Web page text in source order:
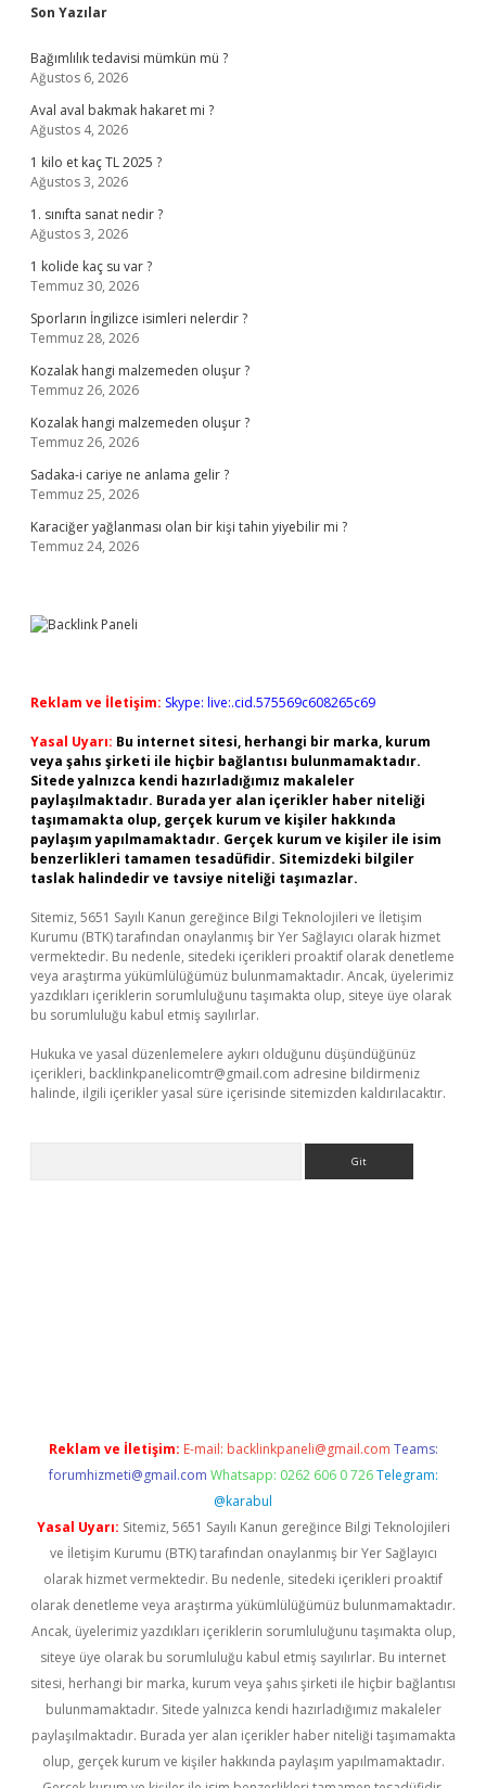
Sidebar
Son Yazılar
Bağımlılık tedavisi mümkün mü ?
Ağustos 6, 2026
Aval aval bakmak hakaret mi ?
Ağustos 4, 2026
1 kilo et kaç TL 2025 ?
Ağustos 3, 2026
1. sınıfta sanat nedir ?
Ağustos 3, 2026
1 kolide kaç su var ?
Temmuz 30, 2026
Sporların İngilizce isimleri nelerdir ?
Temmuz 28, 2026
Kozalak hangi malzemeden oluşur ?
Temmuz 26, 2026
Kozalak hangi malzemeden oluşur ?
Temmuz 26, 2026
Sadaka-i cariye ne anlama gelir ?
Temmuz 25, 2026
Karaciğer yağlanması olan bir kişi tahin yiyebilir mi ?
Temmuz 24, 2026
Reklam ve İletişim: Skype: live:.cid.575569c608265c69
Yasal Uyarı: Bu internet sitesi, herhangi bir marka, kurum
veya şahıs şirketi ile hiçbir bağlantısı bulunmamaktadır.
Sitede yalnızca kendi hazırladığımız makaleler
paylaşılmaktadır. Burada yer alan içerikler haber niteliği
taşımamakta olup, gerçek kurum ve kişiler hakkında
paylaşım yapılmamaktadır. Gerçek kurum ve kişiler ile isim
benzerlikleri tamamen tesadüfidir. Sitemizdeki bilgiler
taslak halindedir ve tavsiye niteliği taşımazlar.
Sitemiz, 5651 Sayılı Kanun gereğince Bilgi Teknolojileri ve İletişim
Kurumu (BTK) tarafından onaylanmış bir Yer Sağlayıcı olarak hizmet
vermektedir. Bu nedenle, sitedeki içerikleri proaktif olarak denetleme
veya araştırma yükümlülüğümüz bulunmamaktadır. Ancak, üyelerimiz
yazdıkları içeriklerin sorumluluğunu taşımakta olup, siteye üye olarak
bu sorumluluğu kabul etmiş sayılırlar.
Hukuka ve yasal düzenlemelere aykırı olduğunu düşündüğünüz
içerikleri, backlinkpanelicomtr@gmail.com adresine bildirmeniz
halinde, ilgili içerikler yasal süre içerisinde sitemizden kaldırılacaktır.
Reklam ve İletişim: E-mail: backlinkpaneli@gmail.com Teams:
forumhizmeti@gmail.com Whatsapp: 0262 606 0 726 Telegram:
@karabul
Yasal Uyarı: Sitemiz, 5651 Sayılı Kanun gereğince Bilgi Teknolojileri
ve İletişim Kurumu (BTK) tarafından onaylanmış bir Yer Sağlayıcı
olarak hizmet vermektedir. Bu nedenle, sitedeki içerikleri proaktif
olarak denetleme veya araştırma yükümlülüğümüz bulunmamaktadır.
Ancak, üyelerimiz yazdıkları içeriklerin sorumluluğunu taşımakta olup,
siteye üye olarak bu sorumluluğu kabul etmiş sayılırlar. Bu internet
sitesi, herhangi bir marka, kurum veya şahıs şirketi ile hiçbir bağlantısı
bulunmamaktadır. Sitede yalnızca kendi hazırladığımız makaleler
paylaşılmaktadır. Burada yer alan içerikler haber niteliği taşımamakta
olup, gerçek kurum ve kişiler hakkında paylaşım yapılmamaktadır.